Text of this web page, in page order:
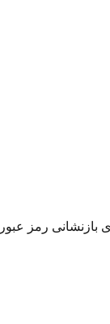
بازنشانی رمز